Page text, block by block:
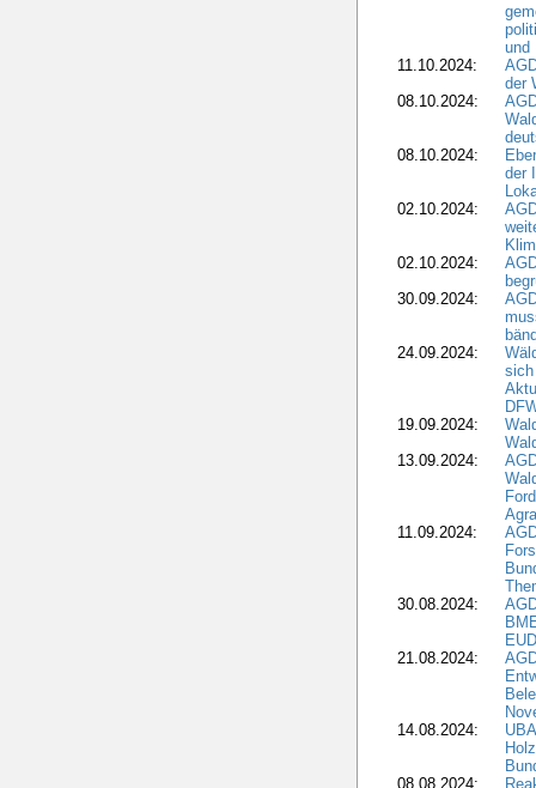
und
11.10.2024:
der
08.10.2024:
08.10.2024:
der
02.10.2024:
02.10.2024:
30.09.2024:
24.09.2024:
sich
19.09.2024:
13.09.2024:
11.09.2024:
30.08.2024:
21.08.2024:
14.08.2024:
08.08.2024: